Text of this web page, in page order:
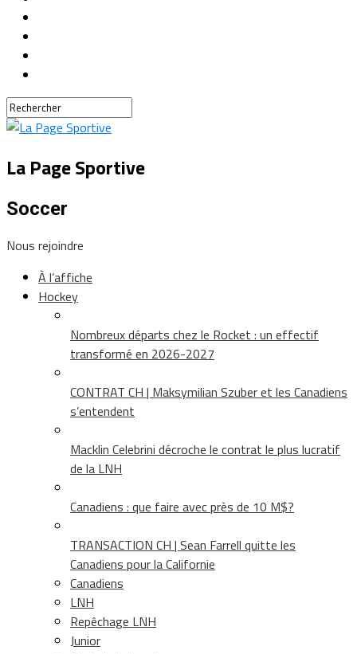
La Page Sportive
Soccer
Nous rejoindre
À l’affiche
Hockey
Nombreux départs chez le Rocket : un effectif
transformé en 2026-2027
CONTRAT CH | Maksymilian Szuber et les Canadiens
s’entendent
Macklin Celebrini décroche le contrat le plus lucratif
de la LNH
Canadiens : que faire avec près de 10 M$?
TRANSACTION CH | Sean Farrell quitte les
Canadiens pour la Californie
Canadiens
LNH
Repêchage LNH
Junior